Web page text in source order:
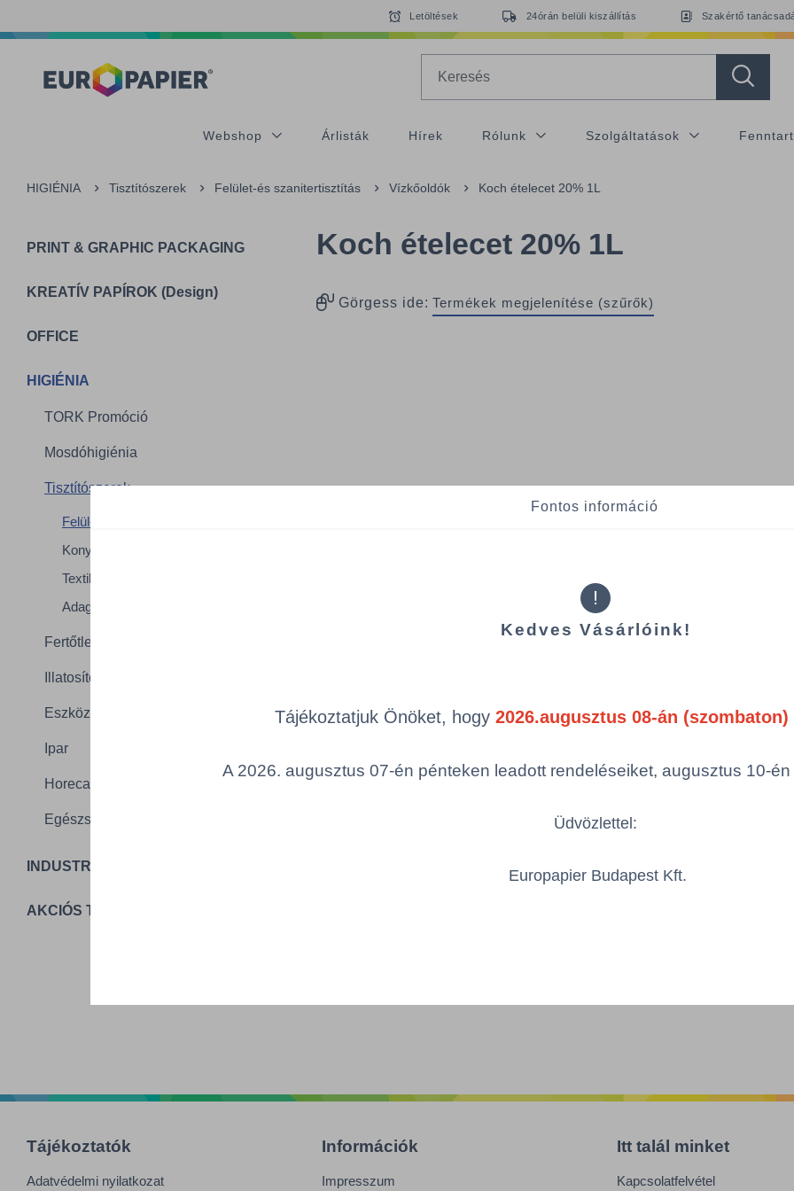
Letöltések 24órán belüli kiszállítás Szakértő
Webshop Árlisták Hírek Rólunk Szolgáltatások
HIGIÉNIA Tisztítószerek Felület-és szanitertisztítás Vízkőoldók Koch ételecet 20% 1L
PRINT & GRAPHIC PACKAGING
KREATÍV PAPÍROK (Design)
OFFICE
HIGIÉNIA
TORK Promóció
Mosdóhigiénia
Tisztítószerek
Felület-és szanitertisztítás
Konyhahigiénia és mosogatás
Textil higiénia
Adagoló és kiegészítők
Fertőtlenítőszerek
Illatosítók
Eszközök
Ipar
Horeca
Egészségügy
INDUSTRIAL PACKAGING
AKCIÓS TERMÉKEK
Koch ételecet 20% 1L
Görgess ide: Termékek megjelenítése (szűrők)
Összes termék (a rendezéshez - SZŰRÉS - kattints
HAZT/ECET20/PC 1 KTN
Tájékoztatók
Adatvédelmi nyilatkozat
Információk
Impresszum
Itt talál minket
Kapcsolatfelvétel
Fontos információ
!
Kedves Vásárlóink!
Tájékoztatjuk Önöket, hogy 2026.augusztus 08-án
A 2026. augusztus 07-én pénteken leadott rendeléseiket, augusztus 10-
Üdvözlettel:
Europapier Budapest Kft.